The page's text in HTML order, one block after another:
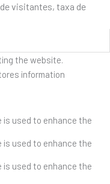
visitantes, taxa de
the website.
information
used to enhance the
used to enhance the
used to enhance the